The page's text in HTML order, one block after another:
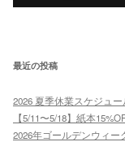
最近の投稿
2026 夏季休業スケジュ
【5/11〜5/18】紙本
2026年ゴールデンウィ